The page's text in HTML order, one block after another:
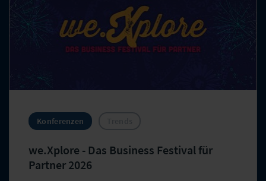
Konferenzen
we.Xplore - Das Business Festival für
Partner 2026